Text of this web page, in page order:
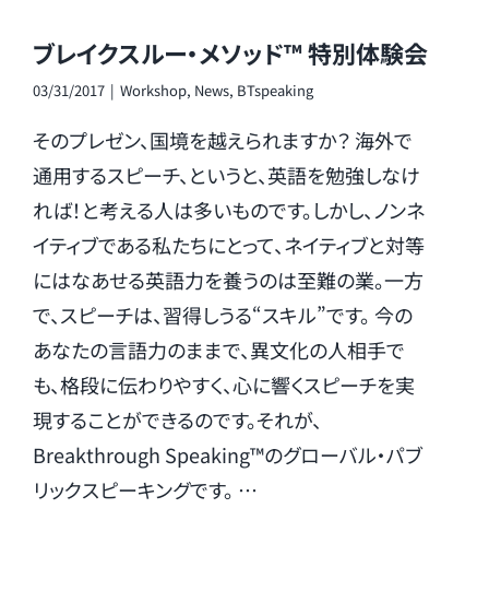
ブレイクスルー・メソッド™ 特別体験会
03/31/2017 | Workshop, News, BTspeaking
そのプレゼン、国境を越えられますか？ 海外で
通用するスピーチ、というと、英語を勉強しなけ
れば！と考える人は多いものです。しかし、ノンネ
イティブである私たちにとって、ネイティブと対等
にはなあせる英語力を養うのは至難の業。一方
で、スピーチは、習得しうる“スキル”です。 今の
あなたの言語力のままで、異文化の人相手で
も、格段に伝わりやすく、心に響くスピーチを実
現することができるのです。それが、
Breakthrough Speaking™のグローバル・パブ
リックスピーキングです。 …